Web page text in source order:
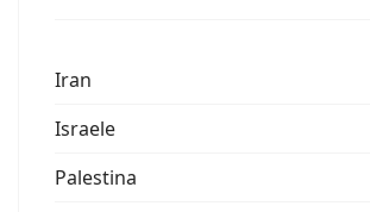
Iran
Israele
Palestina